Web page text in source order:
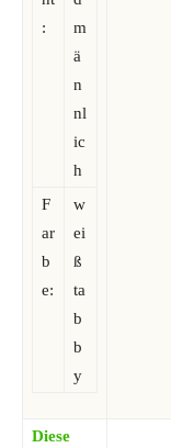
:
m
ä
n
nl
ic
h
F
ar
b
e:
w
ei
ß
ta
b
b
y
Diese